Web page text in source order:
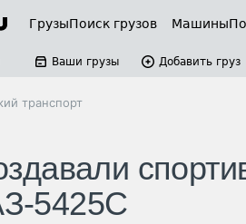
ГрузыПоиск грузов Машины
Ваши грузы Добавить груз
транспорт
5425С